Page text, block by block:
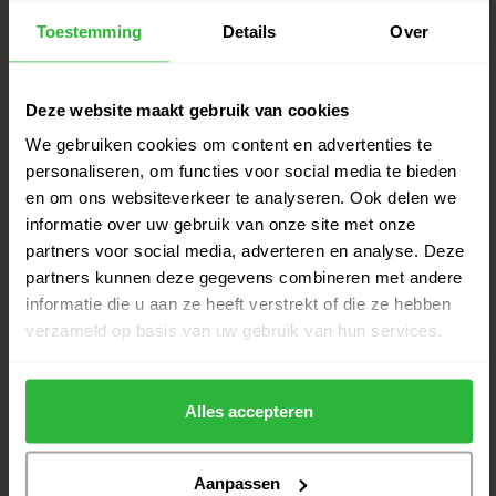
Toestemming Details Over
Deze website maakt gebruik van cookies
We gebruiken cookies om content en advertenties te
personaliseren, om functies voor social media te bieden
en om ons websiteverkeer te analyseren. Ook delen we
informatie over uw gebruik van onze site met onze
partners voor social media, adverteren en analyse. Deze
partners kunnen deze gegevens combineren met andere
informatie die u aan ze heeft verstrekt of die ze hebben
verzameld op basis van uw gebruik van hun services.
Alles accepteren
Aanpassen
TaylorMade Kalea Gold Fairway
Callaway Elyte Fairway wood 5
€399,00
€335,00
TaylorMade Qi35 Max Lite
Fairway wood 5 dames
€399,00
€319,00